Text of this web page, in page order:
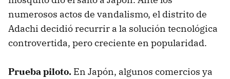
numerosos actos de vandalismo, el distrito de
Adachi decidió recurrir a la solución tecnológica
controvertida, pero creciente en popularidad.
Prueba piloto. En Japón, algunos comercios ya